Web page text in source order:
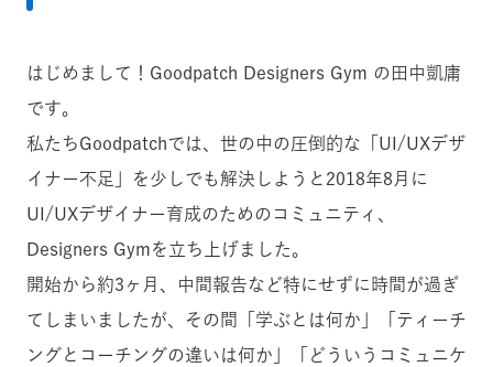
はじめまして！Goodpatch Designers Gym の田中凱庸
です。
私たちGoodpatchでは、世の中の圧倒的な「UI/UXデザ
イナー不足」を少しでも解決しようと2018年8月に
UI/UXデザイナー育成のためのコミュニティ、
Designers Gymを立ち上げました。
開始から約3ヶ月、中間報告など特にせずに時間が過ぎ
てしまいましたが、その間「学ぶとは何か」「ティーチ
ングとコーチングの違いは何か」「どういうコミュニケ